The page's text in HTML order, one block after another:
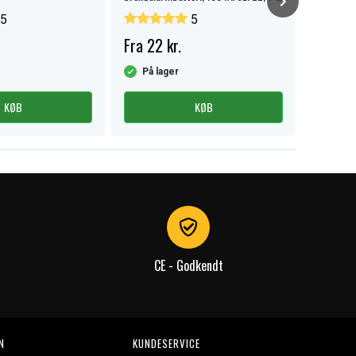
5
KØB
pak.
5
Fra 22 kr.
På lager
KØB
CE - Godkendt
KUNDESERVICE